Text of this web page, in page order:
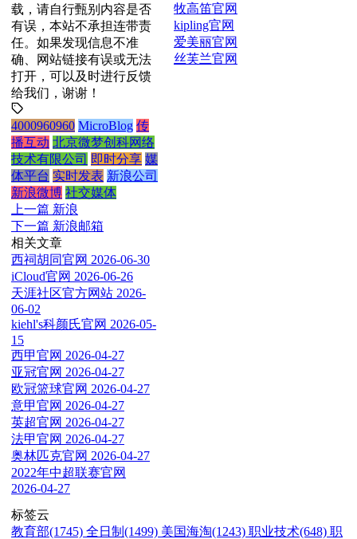
载，请自行甄别内容是否
有误，本站不承担连带责
任。如果发现信息不准
确、网站链接有误或无法
打开，可以及时进行反馈
给我们，谢谢！
4000960960 MicroBlog 传
播互动 北京微梦创科网络
技术有限公司 即时分享 媒
体平台 实时发表 新浪公司
新浪微博 社交媒体
上一篇 新浪
下一篇 新浪邮箱
相关文章
西祠胡同官网 2026-06-30
iCloud官网 2026-06-26
天涯社区官方网站 2026-
06-02
kiehl's科颜氏官网 2026-05-
15
西甲官网 2026-04-27
亚冠官网 2026-04-27
欧冠篮球官网 2026-04-27
意甲官网 2026-04-27
英超官网 2026-04-27
法甲官网 2026-04-27
奥林匹克官网 2026-04-27
2022年中超联赛官网
2026-04-27
牧高笛官网
kipling官网
爱美丽官网
丝芙兰官网
标签云
教育部(1745) 全日制(1499) 美国海淘(1243) 职业技术(648) 职